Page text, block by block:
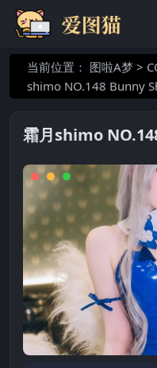
当前位置： 图啦A梦 >
shimo NO.148 Bunny
霜月shimo